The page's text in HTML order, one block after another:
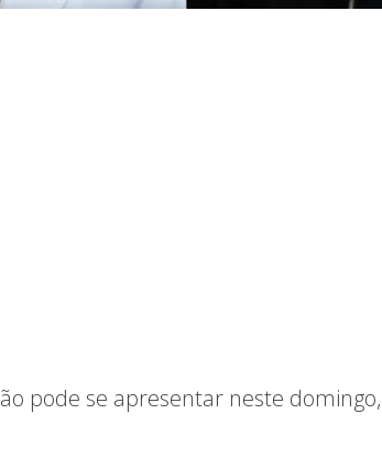
pode se apresentar neste